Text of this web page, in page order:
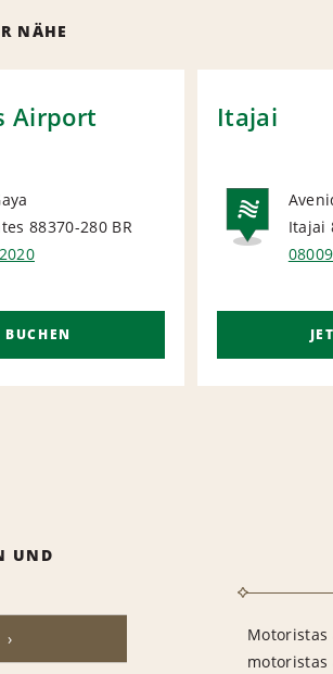
NÄHE
Airport
88370-280 BR
BUCHEN
Itajai
Itajai
UND
Motoristas
motoristas